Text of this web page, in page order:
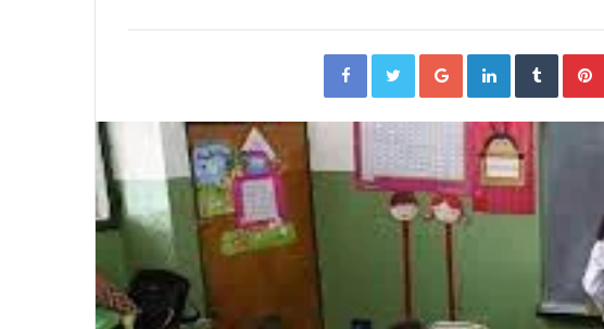
FacebookTwitterGoogle+LinkedInTumblr